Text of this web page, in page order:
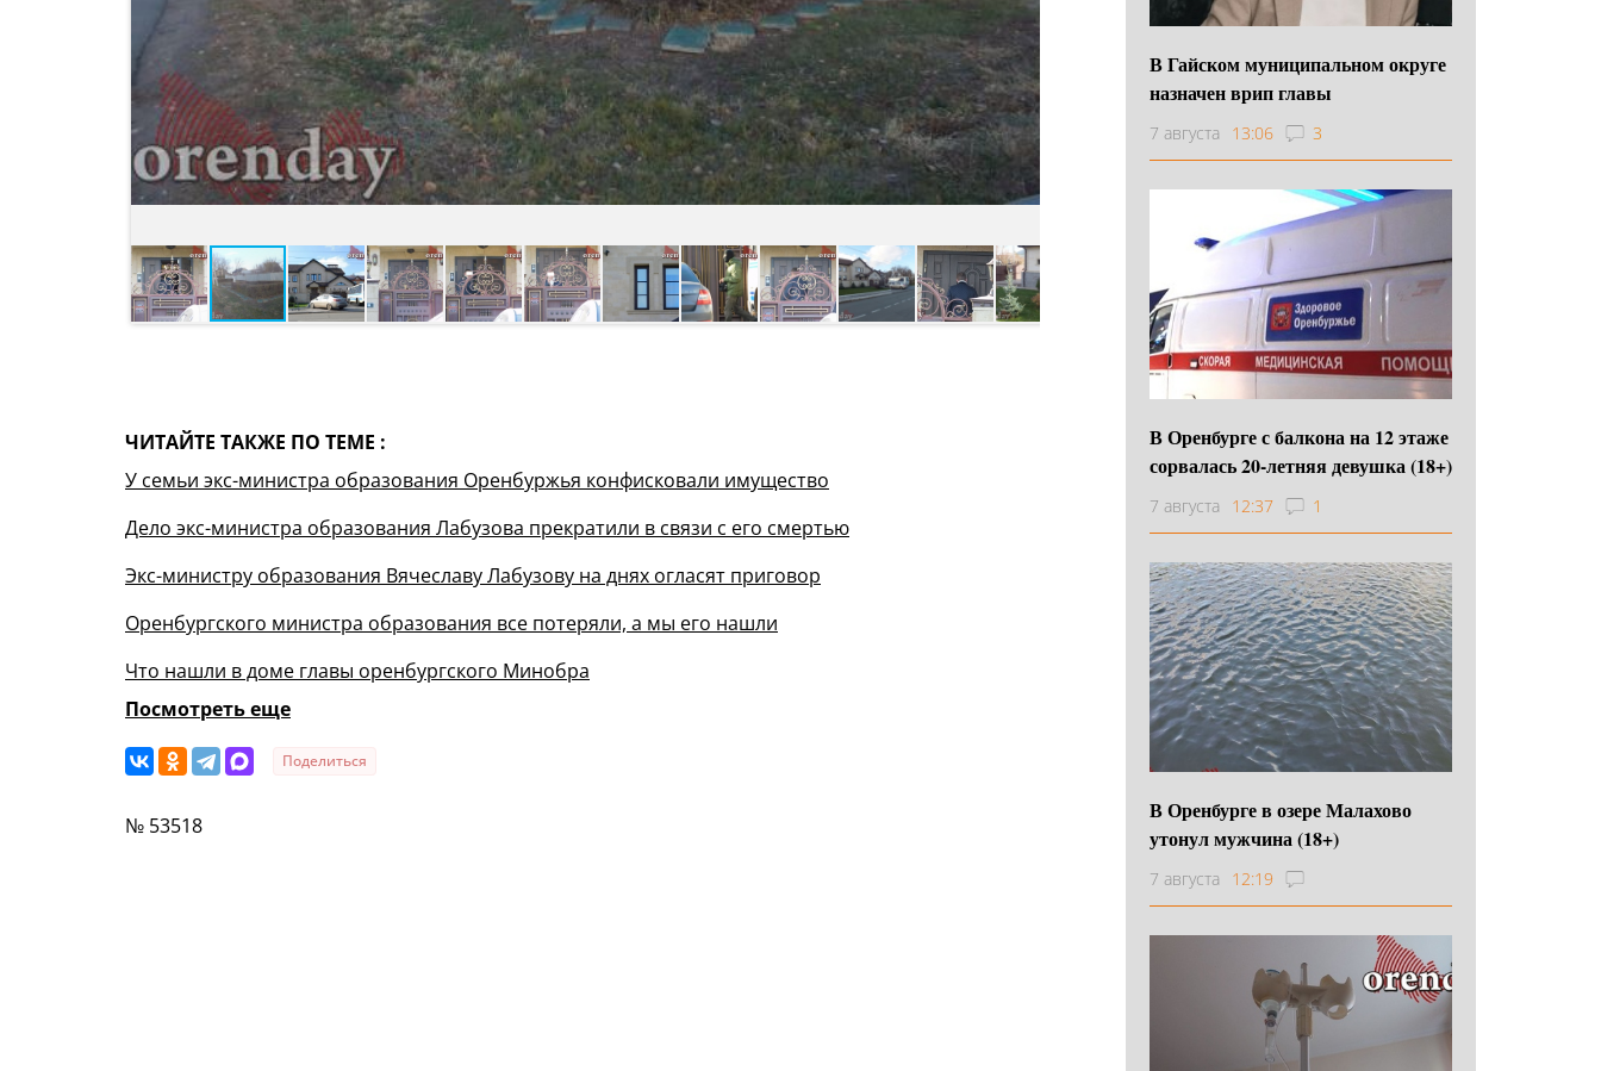
ЧИТАЙТЕ ТАКЖЕ ПО ТЕМЕ :
У семьи экс-министра образования Оренбуржья конфисковали имущество
Дело экс-министра образования Лабузова прекратили в связи с его смертью
Экс-министру образования Вячеславу Лабузову на днях огласят приговор
Оренбургского министра образования все потеряли, а мы его нашли
Что нашли в доме главы оренбургского Минобра
Посмотреть еще
Поделиться
№ 53518
В Гайском муниципальном округе
назначен врип главы
7 августа 13:06 3
В Оренбурге с балкона на 12 этаже
сорвалась 20-летняя девушка (18+)
7 августа 12:37 1
В Оренбурге в озере Малахово
утонул мужчина (18+)
7 августа 12:19